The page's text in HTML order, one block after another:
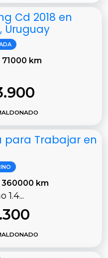
Cd 2018 en
Uruguay
71000 km
para Trabajar en
360000 km
1.4...